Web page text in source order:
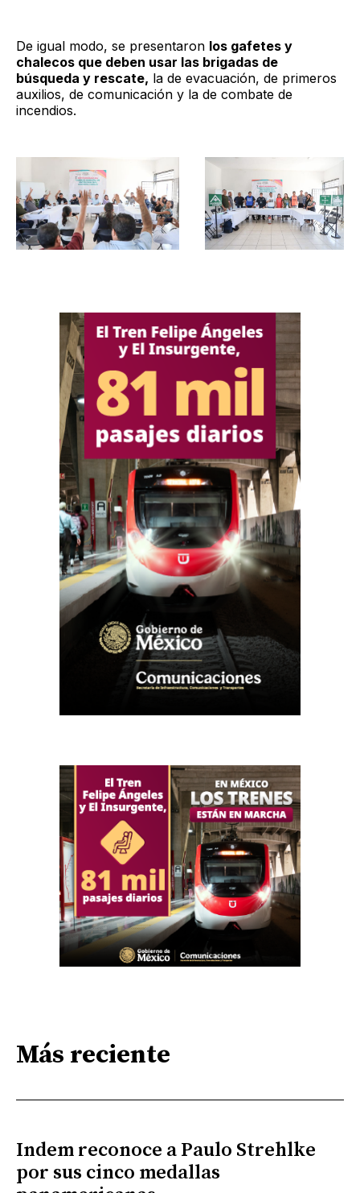
De igual modo, se presentaron los gafetes y
chalecos que deben usar las brigadas de
búsqueda y rescate, la de evacuación, de primeros
auxilios, de comunicación y la de combate de
incendios.
Más reciente
Indem reconoce a Paulo Strehlke
por sus cinco medallas